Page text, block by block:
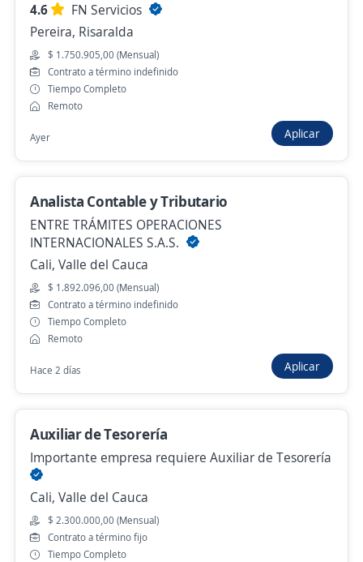
Empleo destacado
Auxiliar Operativo de Pista
4,3
GRUPO ALIANZA
Bogotá, D.C., Bogotá, D.C.
Auxiliar administrativo/a
Importante empresa del sector
Bogotá, D.C., Bogotá, D.C.
Auxiliar administrativo contable
4,4
$ 1.850.000,00 (Mensual)
Hace 2 horas
Auxiliar de impresion
4,3
GRUPO ALIANZA
Bogotá, D.C., Bogotá, D.C.
4.6
FN Servicios
Pereira, Risaralda
$ 1.750.905,00 (Mensual)
Contrato a término indefinido
Tiempo Completo
Remoto
Ayer Aplicar
Analista Contable y Tributario
ENTRE TRÁMITES OPERACIONES
INTERNACIONALES S.A.S.
Cali, Valle del Cauca
$ 1.892.096,00 (Mensual)
Contrato a término indefinido
Tiempo Completo
Remoto
Hace 2 días Aplicar
Auxiliar de Tesorería
Importante empresa requiere Auxiliar de Tesorería
Cali, Valle del Cauca
$ 2.300.000,00 (Mensual)
Contrato a término fijo
Tiempo Completo